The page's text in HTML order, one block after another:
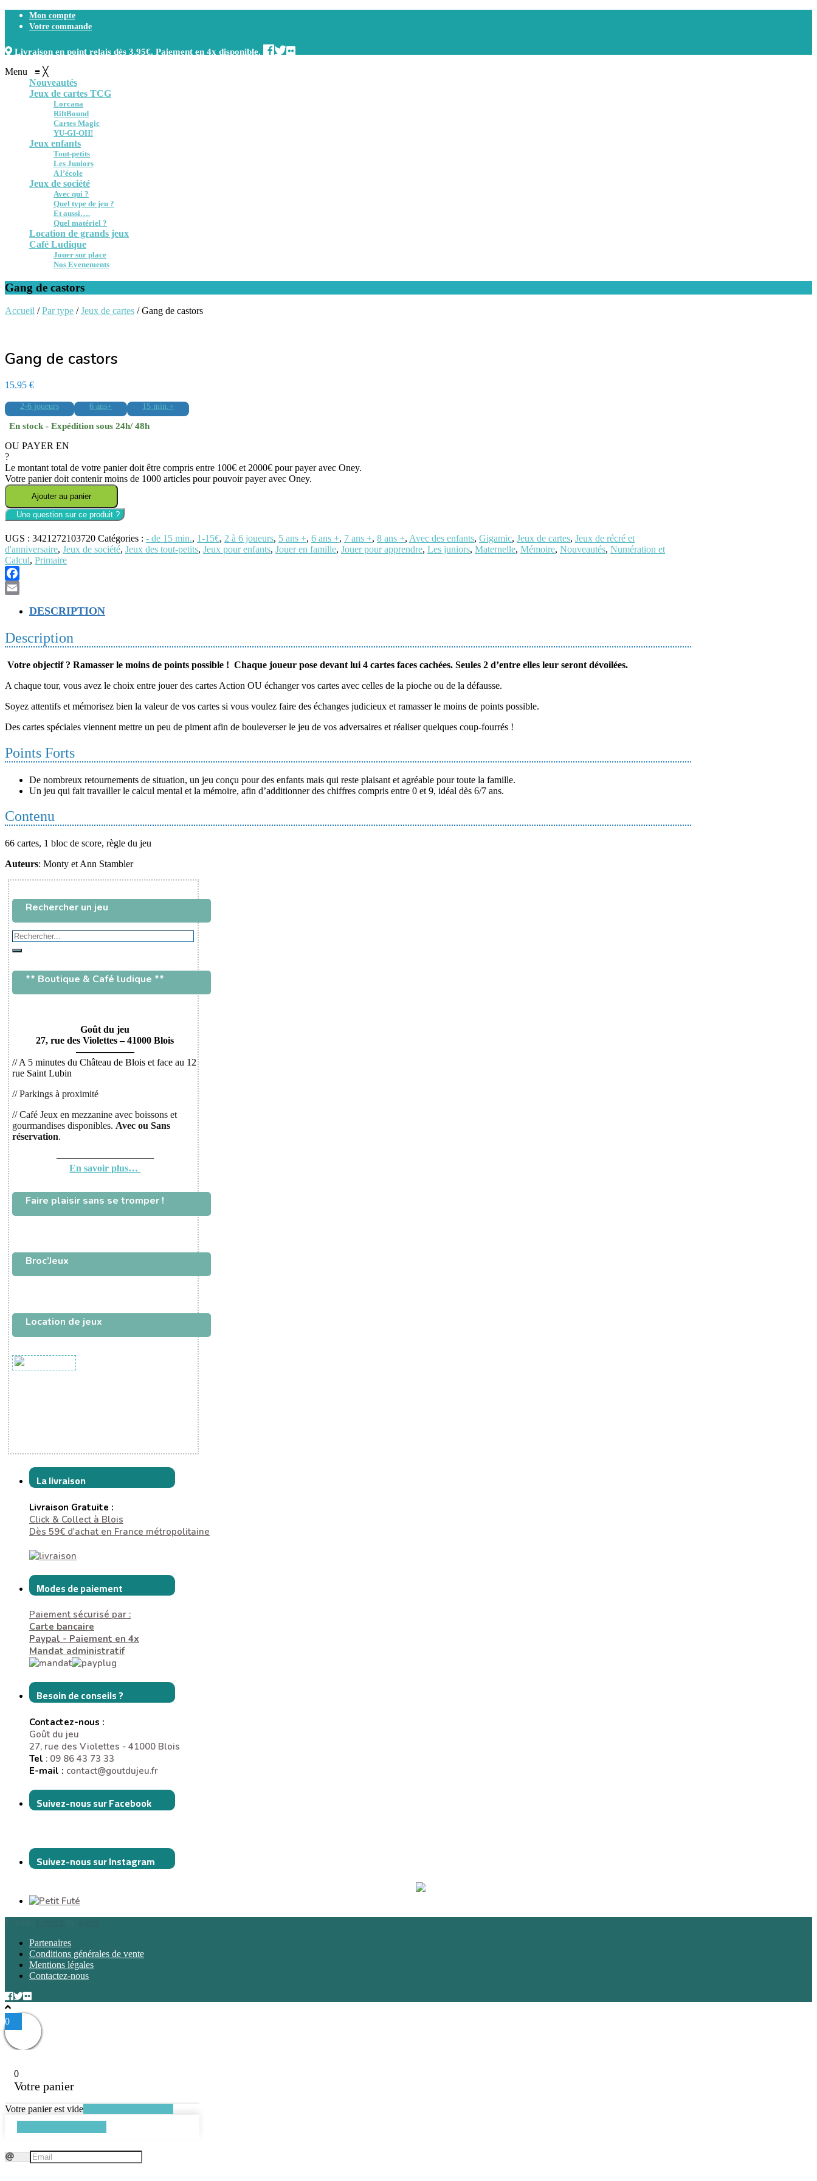
Mon compte
Votre commande
Livraison en point relais dès 3.95€. Paiement en 4x disponible.
Menu ≡ ╳
Nouveautés
Jeux de cartes TCG
Lorcana
RiftBound
Cartes Magic
YU-GI-OH!
Jeux enfants
Tout-petits
Les Juniors
A l’école
Jeux de société
Avec qui ?
Quel type de jeu ?
Et aussi….
Quel matériel ?
Location de grands jeux
Café Ludique
Jouer sur place
Nos Evenements
Gang de castors
Accueil /Par type /Jeux de cartes / Gang de castors
Gang de castors
15.95 €
2-6 joueurs 6 ans+ 15 min.+
En stock - Expédition sous 24h/ 48h
OU PAYER EN
?
Le montant total de votre panier doit être compris entre 100€ et 2000€ pour payer avec Oney.
Votre panier doit contenir moins de 1000 articles pour pouvoir payer avec Oney.
quantité
Gang
de
castors
Ajouter au panier
UGS : 3421272103720 Catégories : - de 15 min., 1-15€, 2 à 6 joueurs, 5 ans +, 6 ans +, 7 ans +, 8 ans +, Avec des enfants, Gigamic, Jeux de cartes, Jeux de récré et
d'anniversaire, Jeux de société, Jeux des tout-petits, Jeux pour enfants, Jouer en famille, Jouer pour apprendre, Les juniors, Maternelle, Mémoire, Nouveautés, Numération et
Calcul, Primaire
Facebook
DESCRIPTION
Description
Votre objectif ? Ramasser le moins de points possible ! Chaque joueur pose devant lui 4 cartes faces cachées. Seules 2 d’entre elles leur seront dévoilées.
A chaque tour, vous avez le choix entre jouer des cartes Action OU échanger vos cartes avec celles de la pioche ou de la défausse.
Soyez attentifs et mémorisez bien la valeur de vos cartes si vous voulez faire des échanges judicieux et ramasser le moins de points possible.
Des cartes spéciales viennent mettre un peu de piment afin de bouleverser le jeu de vos adversaires et réaliser quelques coup-fourrés !
Points Forts
De nombreux retournements de situation, un jeu conçu pour des enfants mais qui reste plaisant et agréable pour toute la famille.
Un jeu qui fait travailler le calcul mental et la mémoire, afin d’additionner des chiffres compris entre 0 et 9, idéal dès 6/7 ans.
Contenu
66 cartes, 1 bloc de score, règle du jeu
Auteurs: Monty et Ann Stambler
Rechercher un jeu
Rechercher...
Rechercher
** Boutique & Café ludique **
Goût du jeu
27, rue des Violettes – 41000 Blois
——————
// A 5 minutes du Château de Blois et face au 12
rue Saint Lubin
// Parkings à proximité
// Café Jeux en mezzanine avec boissons et
gourmandises disponibles. Avec ou Sans
réservation.
——————————
En savoir plus…
Faire plaisir sans se tromper !
Broc’Jeux
Location de jeux
La livraison
Livraison Gratuite :
Click & Collect à Blois
Dès 59€ d'achat en France métropolitaine
Modes de paiement
Paiement sécurisé par :
Carte bancaire
Paypal - Paiement en 4x
Mandat administratif
Besoin de conseils ?
Contactez-nous :
Goût du jeu
27, rue des Violettes - 41000 Blois
Tel : 09 86 43 73 33
E-mail : contact@goutdujeu.fr
Suivez-nous sur Facebook
Suivez-nous sur Instagram
Partenaires
Conditions générales de vente
Mentions légales
Contactez-nous
0
0
Votre panier
Votre panier est vide